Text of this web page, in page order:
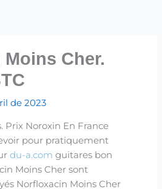
Cher.
de 2023
Prix Noroxin En France
pour pratiquement
du-a.com guitares bon
Moins Cher sont
Norfloxacin Moins Cher